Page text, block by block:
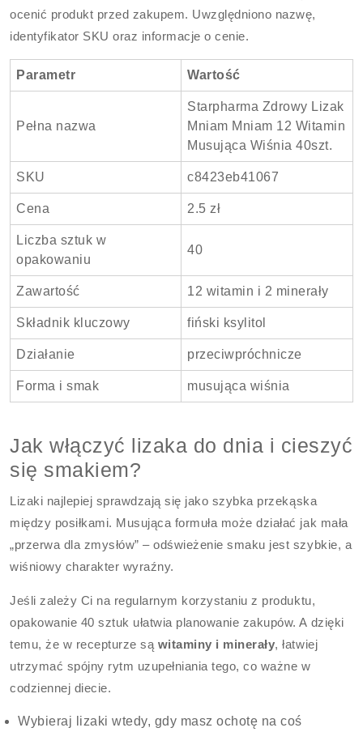
ocenić produkt przed zakupem. Uwzględniono nazwę,
identyfikator SKU oraz informacje o cenie.
Parametr Wartość
Pełna nazwa
Starpharma Zdrowy Lizak
Mniam Mniam 12 Witamin
Musująca Wiśnia 40szt.
SKU c8423eb41067
Cena 2.5 zł
Liczba sztuk w
opakowaniu
40
Zawartość 12 witamin i 2 minerały
Składnik kluczowy fiński ksylitol
Działanie przeciwpróchnicze
Forma i smak musująca wiśnia
Jak włączyć lizaka do dnia i cieszyć
się smakiem?
Lizaki najlepiej sprawdzają się jako szybka przekąska
między posiłkami. Musująca formuła może działać jak mała
„przerwa dla zmysłów” – odświeżenie smaku jest szybkie, a
wiśniowy charakter wyraźny.
Jeśli zależy Ci na regularnym korzystaniu z produktu,
opakowanie 40 sztuk ułatwia planowanie zakupów. A dzięki
temu, że w recepturze są witaminy i minerały, łatwiej
utrzymać spójny rytm uzupełniania tego, co ważne w
codziennej diecie.
Wybieraj lizaki wtedy, gdy masz ochotę na coś